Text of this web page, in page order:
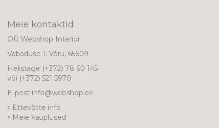
Meie kontaktid
OÜ Webshop Interior
Vabaduse 1, Võru, 65609
Helistage (+372) 78 60 145
või (+372) 521 5970
E-post info@webshop.ee
Ettevõtte info
Meie kauplused